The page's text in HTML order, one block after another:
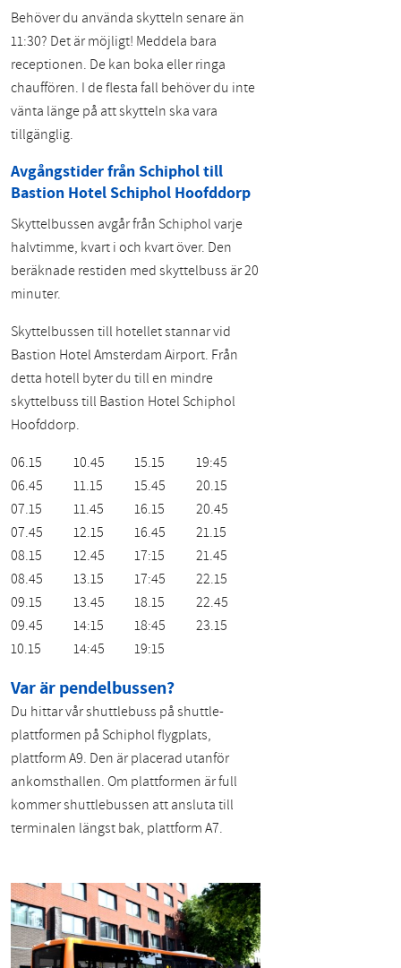
Behöver du använda skytteln senare än
11:30? Det är möjligt! Meddela bara
receptionen. De kan boka eller ringa
chauffören. I de flesta fall behöver du inte
vänta länge på att skytteln ska vara
tillgänglig.
Avgångstider från Schiphol till
Bastion Hotel Schiphol Hoofddorp
Skyttelbussen avgår från Schiphol varje
halvtimme, kvart i och kvart över. Den
beräknade restiden med skyttelbuss är 20
minuter.
Skyttelbussen till hotellet stannar vid
Bastion Hotel Amsterdam Airport. Från
detta hotell byter du till en mindre
skyttelbuss till Bastion Hotel Schiphol
Hoofddorp.
06.15
06.45
07.15
07.45
08.15
08.45
09.15
09.45
10.15
10.45
11.15
11.45
12.15
12.45
13.15
13.45
14:15
14:45
15.15
15.45
16.15
16.45
17:15
17:45
18.15
18:45
19:15
19:45
20.15
20.45
21.15
21.45
22.15
22.45
23.15
Var är pendelbussen?
Du hittar vår shuttlebuss på shuttle-
plattformen på Schiphol flygplats,
plattform A9. Den är placerad utanför
ankomsthallen. Om plattformen är full
kommer shuttlebussen att ansluta till
terminalen längst bak, plattform A7.